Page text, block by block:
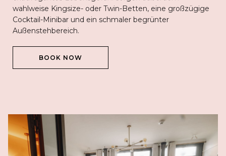
wahlweise Kingsize- oder Twin-Betten, eine großzügige
Cocktail-Minibar und ein schmaler begrünter
Außenstehbereich.
BOOK NOW